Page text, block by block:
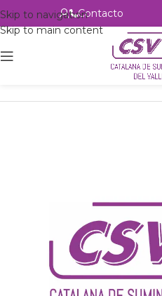
Skip to navigation
Skip to main content
Contacto
Intercambio